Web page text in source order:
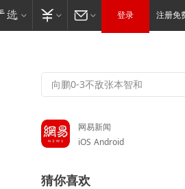
登录 注册免
网易新闻
iOS Android
猜你喜欢